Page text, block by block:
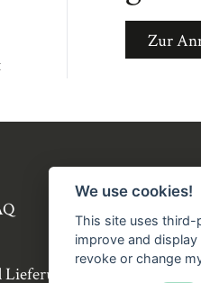
Zur
We use cookies!
This site uses
improve and
revoke or change